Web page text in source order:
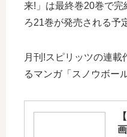
来!」は最終巻20巻で完
ろ21巻が発売される予
月刊!スピリッツの連載
るマンガ「スノウボー